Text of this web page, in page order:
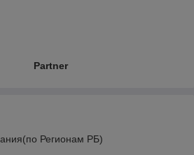
Partner
Регионам РБ)